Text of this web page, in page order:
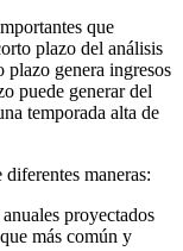
que
plazo del análisis
genera ingresos
puede generar del
temporada alta de
maneras:
proyectados
más común y